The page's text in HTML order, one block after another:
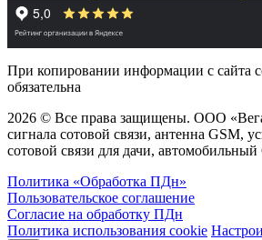
При копировании информации с сайта
обязательна
2026 © Все права защищены. ООО
сигнала сотовой связи, антенна GSM,
сотовой связи для дачи,
Политика «Обработка ПДн»
Пользовательское соглашение
Согласие на обработку ПДн
Политика использования cookie